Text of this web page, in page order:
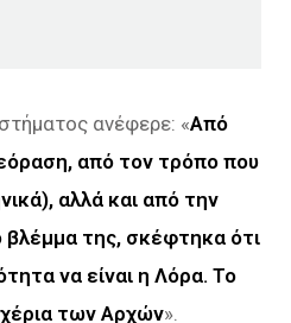
ανέφερε: «Από
από τον τρόπο που
αλλά και από την
βλέμμα της, σκέφτηκα ότι
να είναι η Λόρα. Το
χέρια των Αρχών».